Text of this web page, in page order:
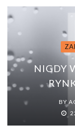
NIGDY
BY